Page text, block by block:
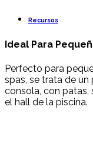
Recursos
Ideal Para
Perfecto para
spas, se trata de
consola, con patas,
el hall de la piscina.